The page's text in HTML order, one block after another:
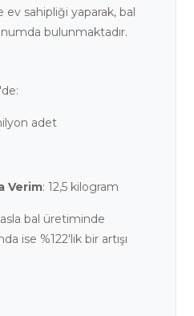
ev sahipliği yaparak, bal
bulunmaktadır.
adet
Verim: 12,5 kilogram
bal üretiminde
ise %122'lik bir artışı